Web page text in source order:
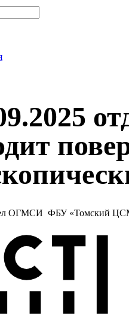
ОГМСИ ФБУ «Томский ЦСМ»